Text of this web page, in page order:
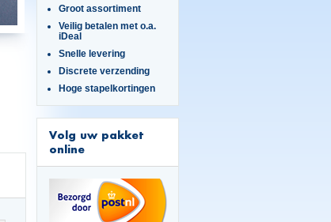
Groot assortiment
Veilig betalen met o.a.
iDeal
Snelle levering
Discrete verzending
Hoge stapelkortingen
Volg uw pakket
online